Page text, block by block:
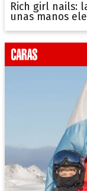
Rich girl nails:
unas manos